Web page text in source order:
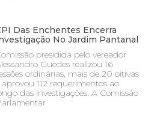
Das Enchentes Encerra
No Jardim Pantanal
presidida pelo vereador
Guedes realizou 16
ordinárias, mais de 20 oitivas
aprovou 112 requerimentos ao
das investigações. A Comissão